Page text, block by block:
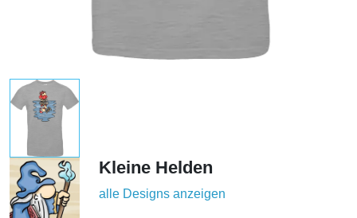
Kleine Helden
alle Designs anzeigen